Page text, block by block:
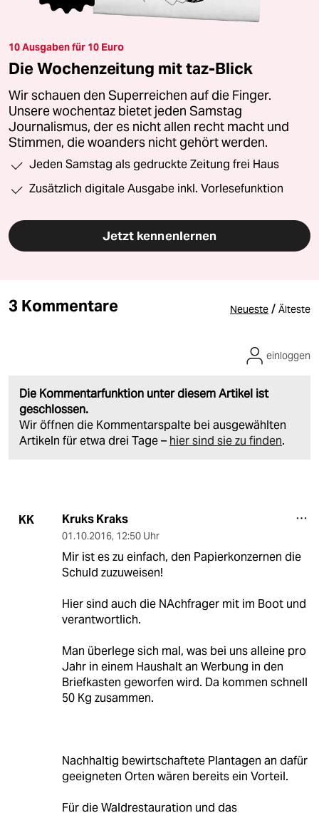
10 Ausgaben für 10 Euro
Die Wochenzeitung mit taz-Blick
Wir schauen den Superreichen auf die Finger.
Unsere wochentaz bietet jeden Samstag
Journalismus, der es nicht allen recht macht und
Stimmen, die woanders nicht gehört werden.
Jeden Samstag als gedruckte Zeitung frei Haus
Zusätzlich digitale Ausgabe inkl. Vorlesefunktion
Jetzt kennenlernen
3 Kommentare Neueste / Älteste
Die Kommentarfunktion unter diesem Artikel ist
geschlossen.
Wir öffnen die Kommentarspalte bei ausgewählten
Artikeln für etwa drei Tage – hier sind sie zu finden.
einloggen
KK Kruks Kraks
01.10.2016, 12:50 Uhr
Mir ist es zu einfach, den Papierkonzernen die
Schuld zuzuweisen!
Hier sind auch die NAchfrager mit im Boot und
verantwortlich.
Man überlege sich mal, was bei uns alleine pro
Jahr in einem Haushalt an Werbung in den
Briefkasten geworfen wird. Da kommen schnell
50 Kg zusammen.
Nachhaltig bewirtschaftete Plantagen an dafür
geeigneten Orten wären bereits ein Vorteil.
Für die Waldrestauration und das